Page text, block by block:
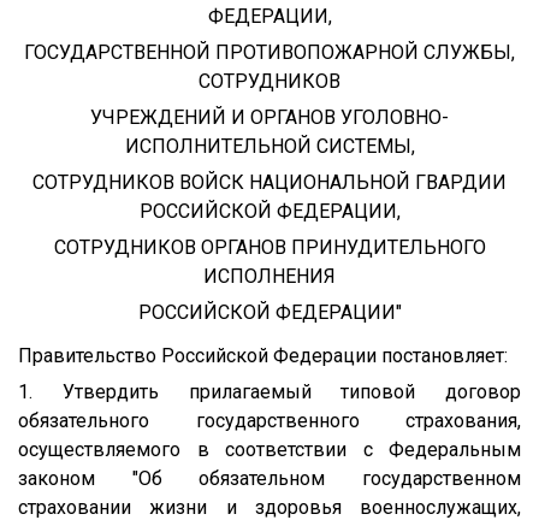
ФЕДЕРАЦИИ,
ГОСУДАРСТВЕННОЙ ПРОТИВОПОЖАРНОЙ СЛУЖБЫ,
СОТРУДНИКОВ
УЧРЕЖДЕНИЙ И ОРГАНОВ УГОЛОВНО-
ИСПОЛНИТЕЛЬНОЙ СИСТЕМЫ,
СОТРУДНИКОВ ВОЙСК НАЦИОНАЛЬНОЙ ГВАРДИИ
РОССИЙСКОЙ ФЕДЕРАЦИИ,
СОТРУДНИКОВ ОРГАНОВ ПРИНУДИТЕЛЬНОГО
ИСПОЛНЕНИЯ
РОССИЙСКОЙ ФЕДЕРАЦИИ"
Правительство Российской Федерации постановляет:
1. Утвердить прилагаемый типовой договор
обязательного государственного страхования,
осуществляемого в соответствии с Федеральным
законом "Об обязательном государственном
страховании жизни и здоровья военнослужащих,